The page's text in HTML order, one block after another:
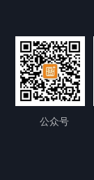
公众号